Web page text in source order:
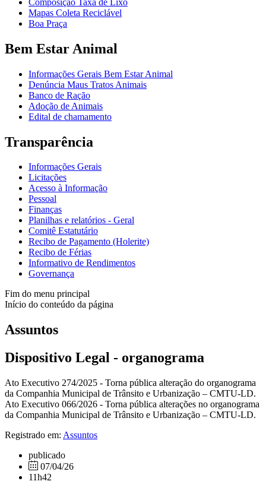
Mapas Coleta Reciclável
Boa Praça
Bem Estar Animal
Informações Gerais Bem Estar Animal
Denúncia Maus Tratos Animais
Banco de Ração
Adoção de Animais
Edital de chamamento
Transparência
Informações Gerais
Licitações
Acesso à Informação
Pessoal
Finanças
Planilhas e relatórios - Geral
Comitê Estatutário
Recibo de Pagamento (Holerite)
Recibo de Férias
Informativo de Rendimentos
Governança
Fim do menu principal
Início do conteúdo da página
Assuntos
Dispositivo Legal - organograma
Ato Executivo 274/2025 - Torna pública alteração do organograma
da Companhia Municipal de Trânsito e Urbanização – CMTU-LD.
Ato Executivo 066/2026 - Torna pública alterações no organograma
da Companhia Municipal de Trânsito e Urbanização – CMTU-LD.
Registrado em: Assuntos
publicado
07/04/26
11h42